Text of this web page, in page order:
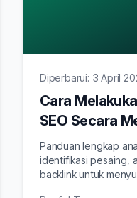
Diperbarui: 3 April
Cara
SEO Secara
Panduan lengkap
identifikasi pesaing,
backlink untuk